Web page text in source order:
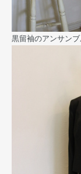
黒留袖のアンサン